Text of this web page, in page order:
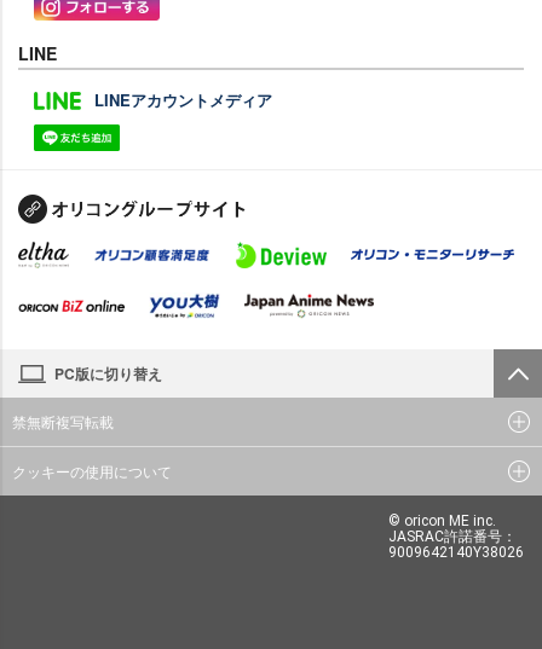
LINE
LINEアカウントメディア
PC版に切り替え
禁無断複写転載
クッキーの使用について
© oricon ME inc.
JASRAC許諾番号：
9009642140Y38026